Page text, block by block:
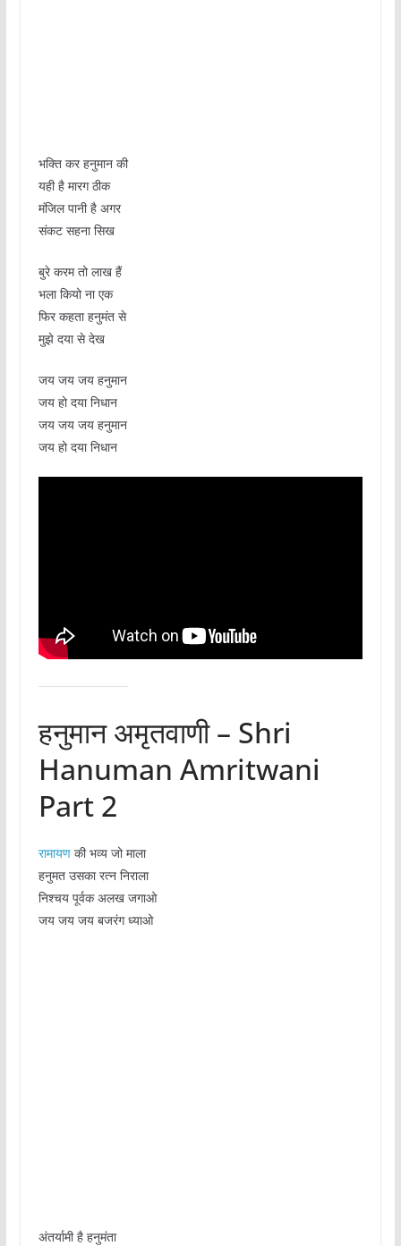
भक्ति कर हनुमान की
यही है मारग ठीक
मंजिल पानी है अगर
संकट सहना सिख
बुरे करम तो लाख हैं
भला कियो ना एक
फिर कहता हनुमंत से
मुझे दया से देख
जय जय जय हनुमान
जय हो दया निधान
जय जय जय हनुमान
जय हो दया निधान
हनुमान अमृतवाणी – Shri
Hanuman Amritwani
Part 2
रामायणकी भव्य जो माला
हनुमत उसका रत्न निराला
निश्चय पूर्वक अलख जगाओ
जय जय जय बजरंग ध्याओ
अंतर्यामी है हनुमंता